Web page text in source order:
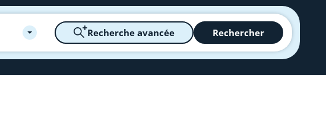
Recherche avancée Rechercher